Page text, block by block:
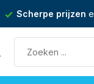
Scherpe prijzen